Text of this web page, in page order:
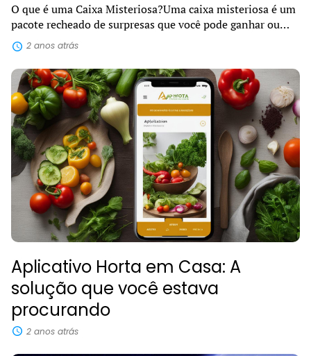
O que é uma Caixa Misteriosa?Uma caixa misteriosa é um
pacote recheado de surpresas que você pode ganhar ou
comprar e receber diretamente na sua casa. Dentro dela,
podem estar escondidos diver...
2 anos atrás
Aplicativo Horta em Casa: A
solução que você estava
procurando
2 anos atrás